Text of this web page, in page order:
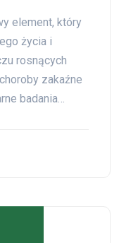
element, który
życia i
rosnących
zakaźne
badania…